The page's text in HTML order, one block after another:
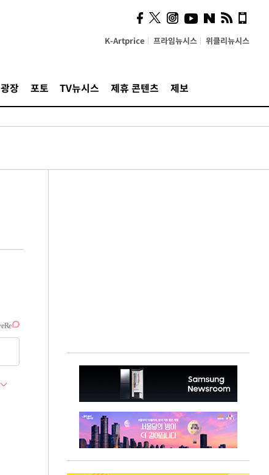
K-Artprice 프라임뉴시스 위클리뉴시스
광장 포토 TV뉴시스 제휴 콘텐츠 제보